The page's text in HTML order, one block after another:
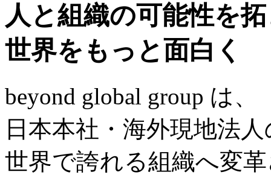
人と組織の可能性を
世界をもっと面白く
beyond global group は、
日本本社・海外現地法
世界で誇れる組織へ変